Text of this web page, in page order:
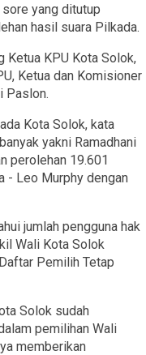
yang ditutup
hasil suara Pilkada.
Ketua KPU Kota Solok,
Ketua dan Komisioner
Paslon.
Kota Solok, kata
yakni Ramadhani
perolehan 19.601
- Leo Murphy dengan
jumlah pengguna hak
Wali Kota Solok
Pemilih Tetap
Solok sudah
pemilihan Wali
memberikan